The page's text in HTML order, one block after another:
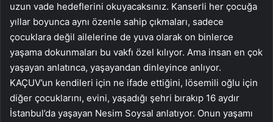
uzun vade hedeflerini okuyacaksınız. Kanserli her çocuğa
yıllar boyunca aynı özenle sahip çıkmaları, sadece
çocuklara değil ailelerine de yuva olarak on binlerce
yaşama dokunmaları bu vakfı özel kılıyor. Ama insan en çok
yaşayan anlatınca, yaşayandan dinleyince anlıyor.
KAÇUV’un kendileri için ne ifade ettiğini, lösemili oğlu için
diğer çocuklarını, evini, yaşadığı şehri bırakıp 16 aydır
İstanbul’da yaşayan Nesim Soysal anlatıyor. Onun yaşamı